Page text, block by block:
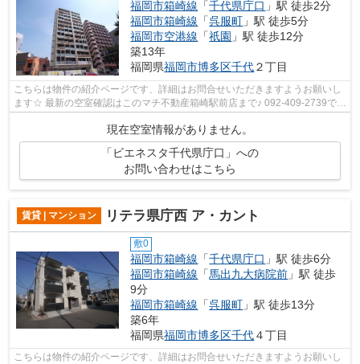
福岡市箱崎線 「千代県庁口 」駅 徒歩2分
福岡市箱崎線 「呉服町 」駅 徒歩5分
福岡市空港線 「祇園 」駅 徒歩12分
築13年
福岡県福岡市博多区千代２丁目
こちらは物件の紹介ページです、詳細はお問合せいただきますようお願いし
ます☆ 最新の空室確認はこのマチ不動産箱崎駅前店まで♪ 092-409-2739で
す！迅速に対応致します！！！！！♪
現在空室情報がありません。
「ビエネスタ千代県庁⼝」への
お問い合わせはこちら
賃貸 | マンション リテラ県庁西 ア・カント
敷0
福岡市箱崎線 「千代県庁口 」駅 徒歩6分
福岡市箱崎線 「馬出九大病院前 」駅 徒歩
9分
福岡市箱崎線 「呉服町 」駅 徒歩13分
築6年
福岡県福岡市博多区千代４丁目
こちらは物件の紹介ページです、詳細はお問合せいただきますようお願いし